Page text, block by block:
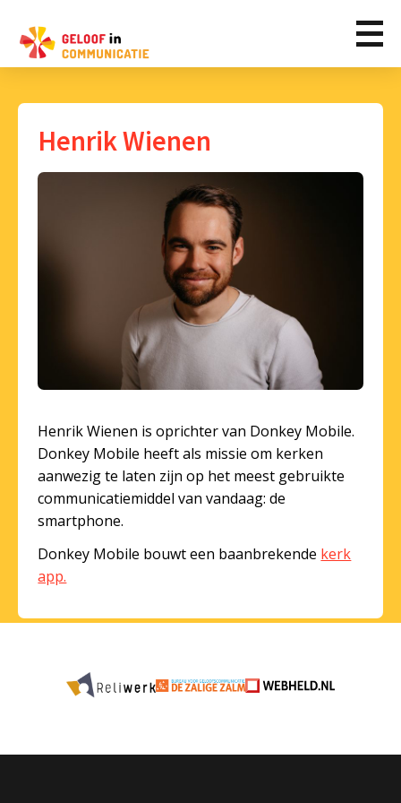
Henrik Wienen
Henrik Wienen is oprichter van Donkey Mobile.
Donkey Mobile heeft als missie om kerken
aanwezig te laten zijn op het meest gebruikte
communicatiemiddel van vandaag: de
smartphone.
Donkey Mobile bouwt een baanbrekende kerk
app.